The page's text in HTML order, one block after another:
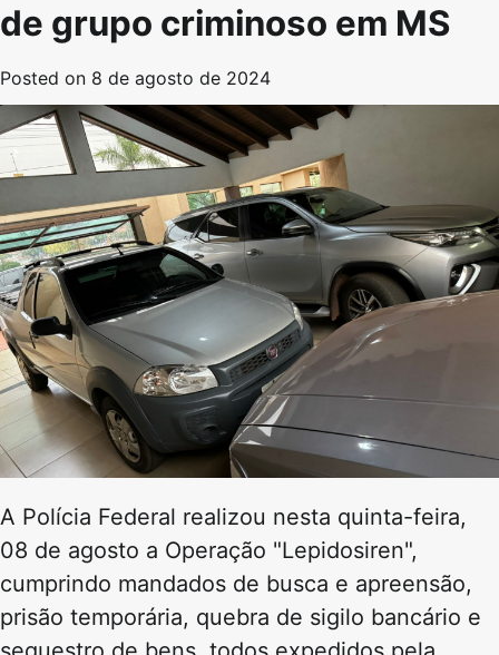
de grupo criminoso em MS
Posted on 8 de agosto de 2024
A Polícia Federal realizou nesta quinta-feira,
08 de agosto a Operação "Lepidosiren",
cumprindo mandados de busca e apreensão,
prisão temporária, quebra de sigilo bancário e